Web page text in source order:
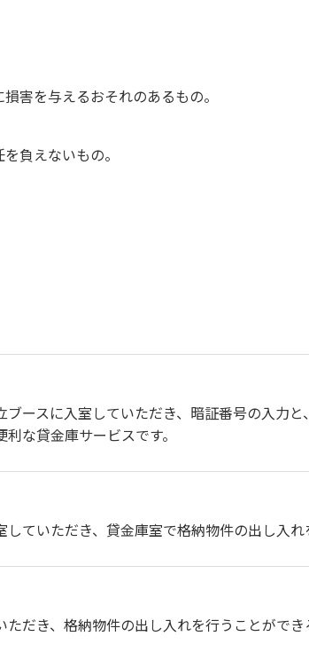
害を与えるおそれのあるもの。
負えないもの。
ブースに入室していただき、暗証番号の入力
な貸金庫サービスです。
していただき、貸金庫室で格納物件の出し入
ただき、格納物件の出し入れを行うことがで